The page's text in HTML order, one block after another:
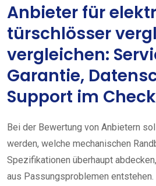
Anbieter für
türschlösser
vergleichen:
Garantie,
Support im Check
Bei der Bewertung von Anbietern
werden, welche mechanischen
Spezifikationen überhaupt
aus Passungsproblemen